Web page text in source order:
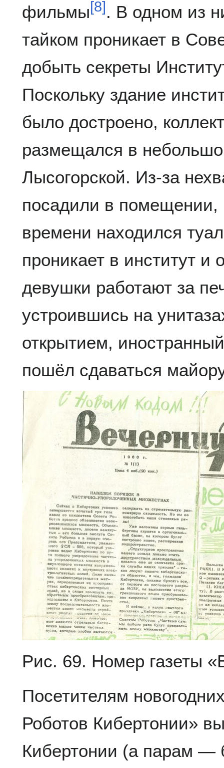
фильмы[8] . В одном из
тайком проникает в
добыть секреты
Поскольку здание
было достроено,
размещался в
Лысогорской. Из-за
посадили в помещении,
времени находился
проникает в институт и
девушки работают за
устроившись на
открытием,
пошёл сдаваться
Рис. 69. Номер газеты
Посетителям
Роботов Кибертонии»
Кибертонии (а парам —